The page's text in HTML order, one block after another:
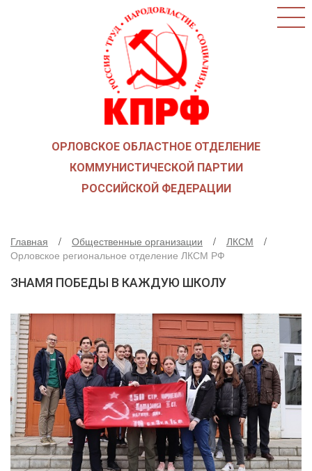
КАК ВСТУПИТЬ В КПРФ
ОБЩЕСТВЕННЫЕ ОРГАНИЗАЦИИ
СОЮЗ СОВЕТСКИХ ОФИЦЕРОВ В ПОДДЕРЖКУ
АРМИИ И ФЛОТА
ДЕПУТАТСКАЯ ВЕРТИКАЛЬ
ДЕПУТАТЫ ОРГАНОВ МЕСТНОГО
САМОУПРАВЛЕНИЯ
ПАРТИЙНАЯ ПЕЧАТЬ
ПАРТИЙНАЯ ЖИЗНЬ
МЕСТНЫЕ ОТДЕЛЕНИЯ
КОНТАКТЫ
КПРФ ПРОФ
ОРЛОВСКОЕ ОБЛАСТНОЕ ОТДЕЛЕНИЕ
КОММУНИСТИЧЕСКОЙ ПАРТИИ
РОССИЙСКОЙ ФЕДЕРАЦИИ
Главная Общественные организации
ЛКСМ
Орловское региональное отделение ЛКСМ РФ
ЗНАМЯ ПОБЕДЫ В КАЖДУЮ ШКОЛУ